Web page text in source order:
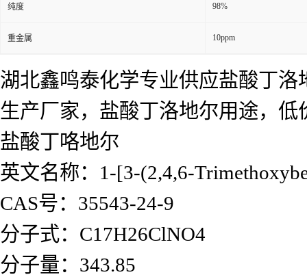
纯度 98%
重金属 10ppm
湖北鑫鸣泰化学专业供应盐酸丁
生产厂家，盐酸丁洛地尔用途，
盐酸丁咯地尔
英文名称：1-[3-(2,4,6-
CAS号：35543-24-9
分子式：C17H26ClNO4
分子量：343.85